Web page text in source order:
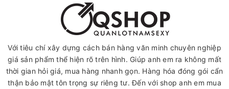
Với tiêu chí xây dựng cách bán hàng văn minh chuyên nghiệp
giá sản phẩm thể hiện rõ trên hình. Giúp anh em ra không mất
thời gian hỏi giá, mua hàng nhanh gọn. Hàng hóa đóng gói cẩn
thận bảo mật tôn trọng sự riêng tư. Đến với shop anh em mua